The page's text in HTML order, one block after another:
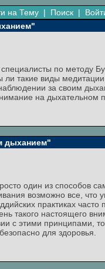
на Тему | Поиск |
специалисты по
такие виды
за своим
на
дыханием"
один из способов
возможно все, что
практиках
такого настоящего
с этими принципами,
для здоровья.